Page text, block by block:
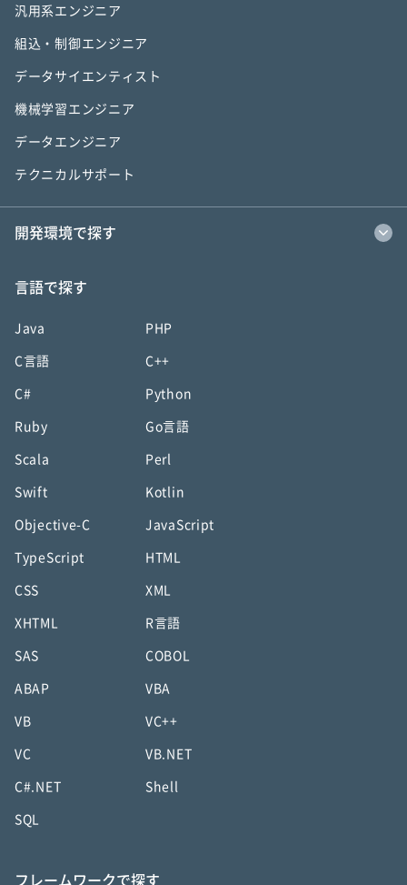
汎用系エンジニア
組込・制御エンジニア
データサイエンティスト
機械学習エンジニア
データエンジニア
テクニカルサポート
開発環境で探す
言語で探す
Java PHP
C言語 C++
C# Python
Ruby Go言語
Scala Perl
Swift Kotlin
Objective-C JavaScript
TypeScript HTML
CSS XML
XHTML R言語
SAS COBOL
ABAP VBA
VB VC++
VC VB.NET
C#.NET Shell
SQL
フレームワークで探す